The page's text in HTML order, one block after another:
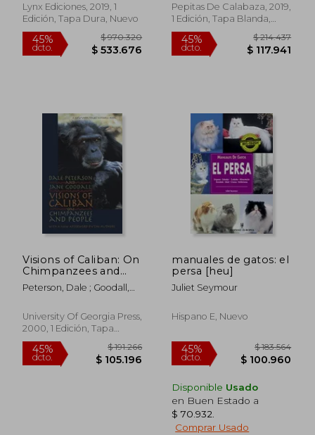
45% $ 133.577
$ 73.467
45%
dcto.
Lynx Ediciones, 2019, 1
Edición, Tapa Dura, Nuevo
Pepitas De Calabaza, 2019,
1 Edición, Tapa Blanda,
Nuevo
Visions of Caliban: On
Chimpanzees and
People (a new York
Times Notable Book)
Peterson, Dale ; Goodall,
University Of Georgia Press,
2000, 1 Edición, Tapa
Blanda, Nuevo
manuales de gatos: el
persa [heu]
Juliet Seymour
Hispano E, Nuevo
Disponible Usado
en Buen Estado a
$ 70.932
Comprar Usado